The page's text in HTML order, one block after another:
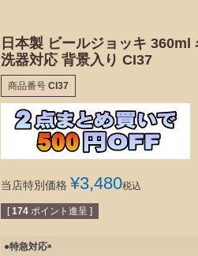
日本製 ビールジョッキ 360ml
洗器対応 背景入り CI37
商品番号 CI37
当店特別価格 ¥3,480税込
[ 174 ポイント進呈 ]
●特急対応